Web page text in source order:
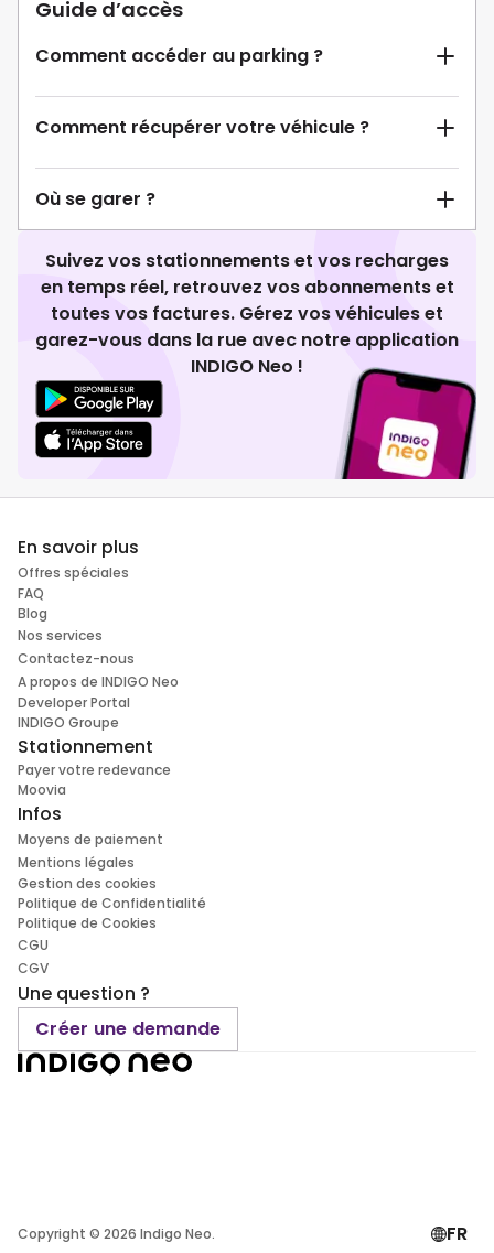
Guide d’accès
Comment accéder au parking ?
Comment récupérer votre véhicule ?
Où se garer ?
Suivez vos stationnements et vos recharges
en temps réel, retrouvez vos abonnements et
toutes vos factures. Gérez vos véhicules et
garez-vous dans la rue avec notre application
INDIGO Neo !
En savoir plus
Offres spéciales
FAQ
Blog
Nos services
Contactez-nous
A propos de INDIGO Neo
Developer Portal
INDIGO Groupe
Stationnement
Payer votre redevance
Moovia
Infos
Moyens de paiement
Mentions légales
Gestion des cookies
Politique de Confidentialité
Politique de Cookies
CGU
CGV
Une question ?
Créer une demande
Copyright © 2026 Indigo Neo. FR